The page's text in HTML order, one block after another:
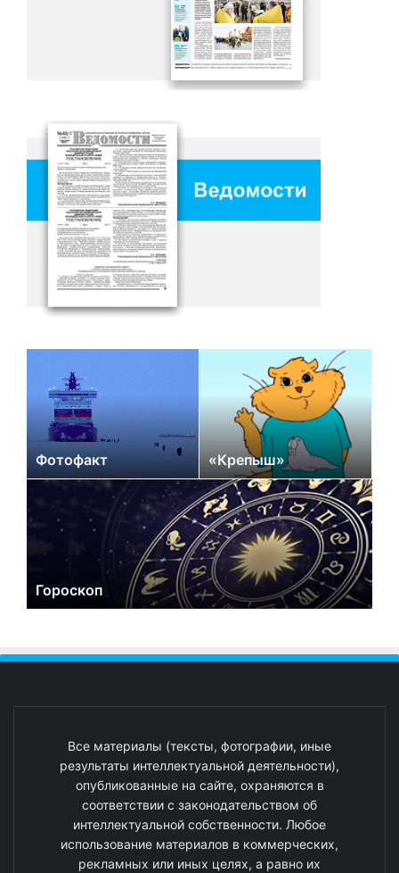
Фотофакт «Крепыш»
Гороскоп
Все материалы (тексты, фотографии, иные
результаты интеллектуальной деятельности),
опубликованные на сайте, охраняются в
соответствии с законодательством об
интеллектуальной собственности. Любое
использование материалов в коммерческих,
рекламных или иных целях, а равно их